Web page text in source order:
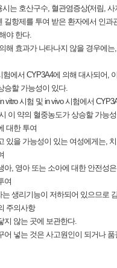
시는 호산구수, 혈관염증상(저림,
길항제를 투여 받은 환자에서 인
야 한다.
해 효과가 나타나지 않을 경우에
험에서 CYP3A4에 의해 대사되어
승할 가능성이 있다.
vitro 시험 및 in vivo 시험에서
이 약의 혈중농도가 상승할 가능
대한 투여
있을 가능성이 있는 여성에게는,
아, 영아 또는 소아에 대한 안전성
여
생리기능이 저하되어 있으므로
주의사항
지 않는 곳에 보관한다.
어 넣는 것은 사고원인이 되거나